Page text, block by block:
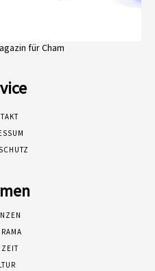
für Cham